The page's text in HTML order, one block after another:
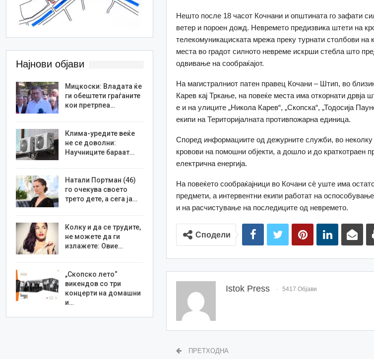
Нешто после 18 часот Кочнани и општината го зафати
ветер и пороен дожд. Невремето предизвика штети на
телекомуникациската мрежа преку турнати столбови на
места во градот силното невреме искрши стебла што
одвивање на сообраќајот.
На магистралниот патен правец Кочани – Штип, во
Карев кај Тркање, на повеќе места има откорнати дрвја
е и на улиците „Никола Карев“, „Скопска“, „Тодосија
екипи на Територијалната противпожарна единица.
Според информациите од дежурните служби, во
кровови на помошни објекти, а дошло и до краткотраен
електрична енергија.
На повеќето сообраќајници во Кочани сѐ уште има
предмети, а интервентни екипи работат на
и на расчистување на последиците од невремето.
Сподели
Istok Press 5417 Објави
ПРЕТХОДНА
Најнови објави
Мицкоски: Владата ќе
ги обештети граѓаните
кои претрпеа…
Клима-уредите веќе
не се доволни:
Научниците бараат…
Натали Портман (46)
го очекува своето
трето дете, а сега ја…
Колку и да се трудите,
не можете да ги
излажете: Овие…
„Скопско лето“
викендов со три
концерти на домашни
и…